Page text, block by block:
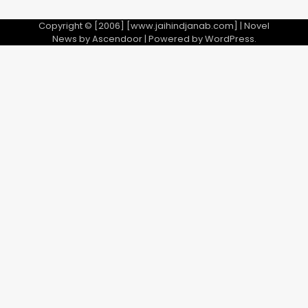
Copyright © [2006] [www.jaihindjanab.com] | Novel
News byAscendoor| Powered byWordPress.